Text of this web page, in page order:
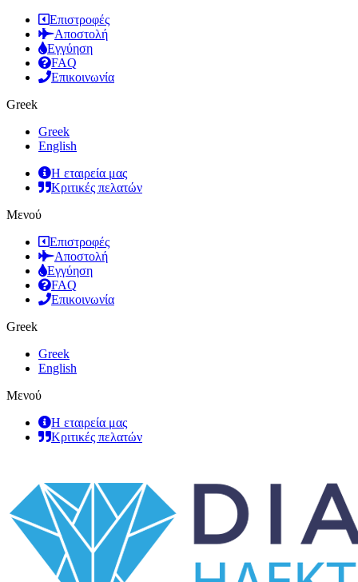
Επιστροφές
Αποστολή
Εγγύηση
FAQ
Επικοινωνία
Greek
Greek
English
Η εταιρεία μας
Κριτικές πελατών
Μενού
Επιστροφές
Αποστολή
Εγγύηση
FAQ
Επικοινωνία
Greek
Greek
English
Μενού
Η εταιρεία μας
Κριτικές πελατών